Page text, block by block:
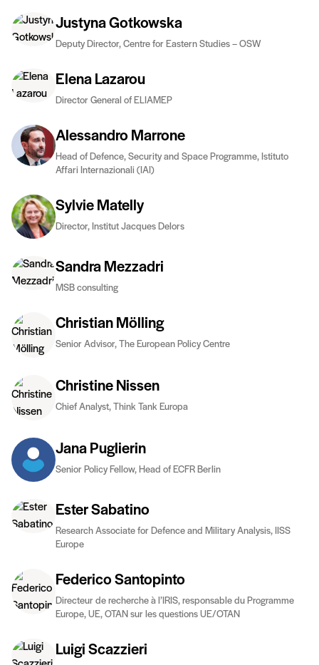
Justyna Gotkowska
Deputy Director, Centre for Eastern Studies – OSW
Elena Lazarou
Director General of ELIAMEP
Alessandro Marrone
Head of Defence, Security and Space Programme, Istituto
Affari Internazionali (IAI)
Sylvie Matelly
Director, Institut Jacques Delors
Sandra Mezzadri
MSB consulting
Christian Mölling
Senior Advisor, The European Policy Centre
Christine Nissen
Chief Analyst, Think Tank Europa
Jana Puglierin
Senior Policy Fellow, Head of ECFR Berlin
Ester Sabatino
Research Associate for Defence and Military Analysis, IISS
Europe
Federico Santopinto
Directeur de recherche à l’IRIS, responsable du Programme
Europe, UE, OTAN sur les questions UE/OTAN
Luigi Scazzieri